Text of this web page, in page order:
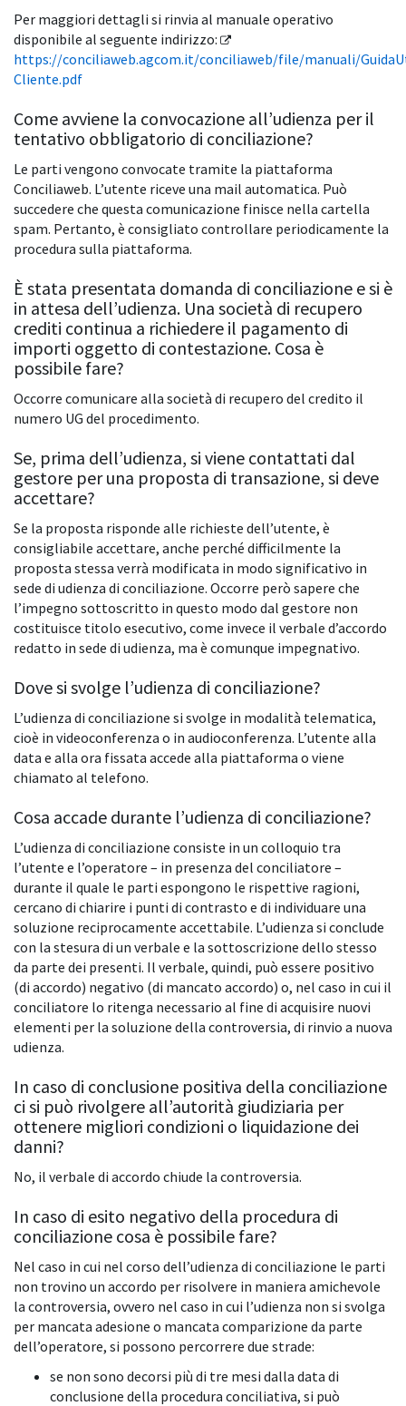
Per maggiori dettagli si rinvia al manuale operativo
disponibile al seguente indirizzo:
https://conciliaweb.agcom.it/conciliaweb/file/manuali/
Cliente.pdf
Come avviene la convocazione all’udienza per il
tentativo obbligatorio di conciliazione?
Le parti vengono convocate tramite la piattaforma
Conciliaweb. L’utente riceve una mail automatica. Può
succedere che questa comunicazione finisce nella cartella
spam. Pertanto, è consigliato controllare periodicamente la
procedura sulla piattaforma.
È stata presentata domanda di conciliazione e si è
in attesa dell’udienza. Una società di recupero
crediti continua a richiedere il pagamento di
importi oggetto di contestazione. Cosa è
possibile fare?
Occorre comunicare alla società di recupero del credito il
numero UG del procedimento.
Se, prima dell’udienza, si viene contattati dal
gestore per una proposta di transazione, si deve
accettare?
Se la proposta risponde alle richieste dell’utente, è
consigliabile accettare, anche perché difficilmente la
proposta stessa verrà modificata in modo significativo in
sede di udienza di conciliazione. Occorre però sapere che
l’impegno sottoscritto in questo modo dal gestore non
costituisce titolo esecutivo, come invece il verbale d’accordo
redatto in sede di udienza, ma è comunque impegnativo.
Dove si svolge l’udienza di conciliazione?
L’udienza di conciliazione si svolge in modalità telematica,
cioè in videoconferenza o in audioconferenza. L’utente alla
data e alla ora fissata accede alla piattaforma o viene
chiamato al telefono.
Cosa accade durante l’udienza di conciliazione?
L’udienza di conciliazione consiste in un colloquio tra
l’utente e l’operatore – in presenza del conciliatore –
durante il quale le parti espongono le rispettive ragioni,
cercano di chiarire i punti di contrasto e di individuare una
soluzione reciprocamente accettabile. L’udienza si conclude
con la stesura di un verbale e la sottoscrizione dello stesso
da parte dei presenti. Il verbale, quindi, può essere positivo
(di accordo) negativo (di mancato accordo) o, nel caso in cui il
conciliatore lo ritenga necessario al fine di acquisire nuovi
elementi per la soluzione della controversia, di rinvio a nuova
udienza.
In caso di conclusione positiva della conciliazione
ci si può rivolgere all’autorità giudiziaria per
ottenere migliori condizioni o liquidazione dei
danni?
No, il verbale di accordo chiude la controversia.
In caso di esito negativo della procedura di
conciliazione cosa è possibile fare?
Nel caso in cui nel corso dell’udienza di conciliazione le parti
non trovino un accordo per risolvere in maniera amichevole
la controversia, ovvero nel caso in cui l’udienza non si svolga
per mancata adesione o mancata comparizione da parte
dell’operatore, si possono percorrere due strade:
se non sono decorsi più di tre mesi dalla data di
conclusione della procedura conciliativa, si può